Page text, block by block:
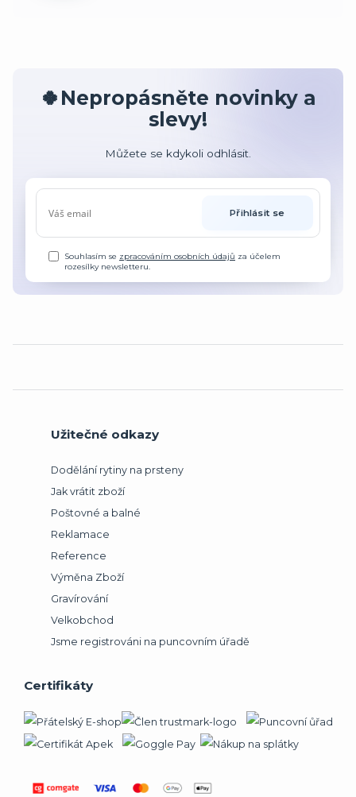
🍀Nepropásněte novinky a
slevy!
Můžete se kdykoli odhlásit.
Přihlásit se
Souhlasím se zpracováním osobních údajů za účelem
rozesílky newsletteru.
Užitečné odkazy
Dodělání rytiny na prsteny
Jak vrátit zboží
Poštovné a balné
Reklamace
Reference
Výměna Zboží
Gravírování
Velkobchod
Jsme registrováni na puncovním úřadě
Certifikáty